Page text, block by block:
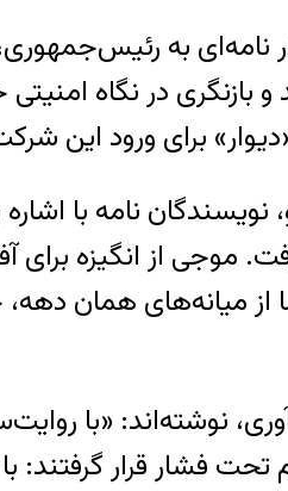
نامه‌ای به
در نگاه
برای ورود این
موجی از انگیزه
از میانه‌های همان
نوشته‌اند: «با
قرار گرفتند: با